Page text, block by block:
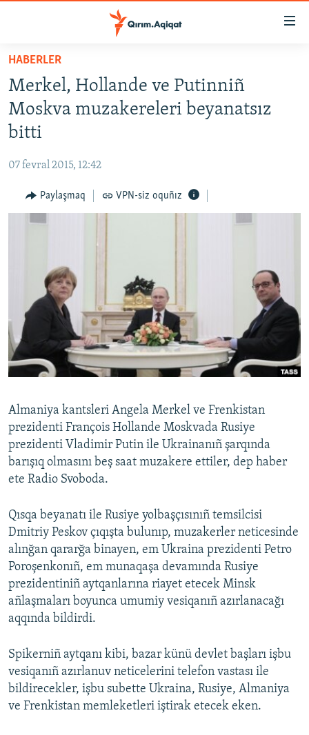
Esas
qaytmaq
Baş
navigatsiyağa
qaytmaq
Qıdıruvğa
HABERLER
SİYASET
İQTİSADİYAT
MEDENİYET
İNSAN AQLARI
VİDEO
BLOGLAR
FİKİR
Русский
Українською
RFE/RS bütün saytları
HABERLER
Merkel, Hollande ve Putinniñ
Moskva muzakereleri beyanatsız
bitti
07 fevral 2015, 12:42
Paylaşmaq VPN-siz oquñız
Almaniya kantsleri Angela Merkel ve Frenkistan
prezidenti François Hollande Moskvada Rusiye
prezidenti Vladimir Putin ile Ukrainanıñ şarqında
barışıq olmasını beş saat muzakere ettiler, dep haber
ete Radіo Svoboda.
Qısqa beyanatı ile Rusiye yolbaşçısınıñ temsilcisi
Dmitriy Peskov çıqışta bulunıp, muzakerler neticesinde
alınğan qararğa binayen, em Ukraina prezidenti Petro
Poroşenkonıñ, em munaqaşa devamında Rusiye
prezidentiniñ aytqanlarına riayet etecek Minsk
añlaşmaları boyunca umumiy vesiqanıñ azırlanacağı
aqqında bildirdi.
Spikerniñ aytqanı kibi, bazar künü devlet başları işbu
vesiqanıñ azırlanuv neticelerini telefon vastası ile
bildirecekler, işbu subette Ukraina, Rusiye, Almaniya
ve Frenkistan memleketleri iştirak etecek eken.